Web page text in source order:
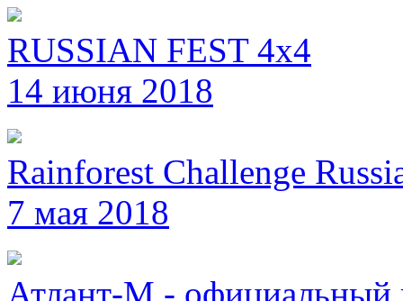
RUSSIAN FEST 4x4
14 июня 2018
Rainforest Challenge
7 мая 2018